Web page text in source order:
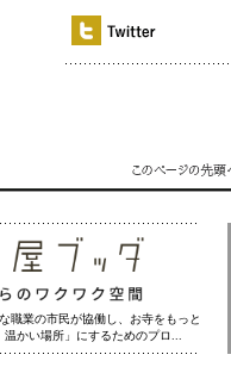
職業の市民が協働し、お寺をもっと
温かい場所」にするためのプロ...